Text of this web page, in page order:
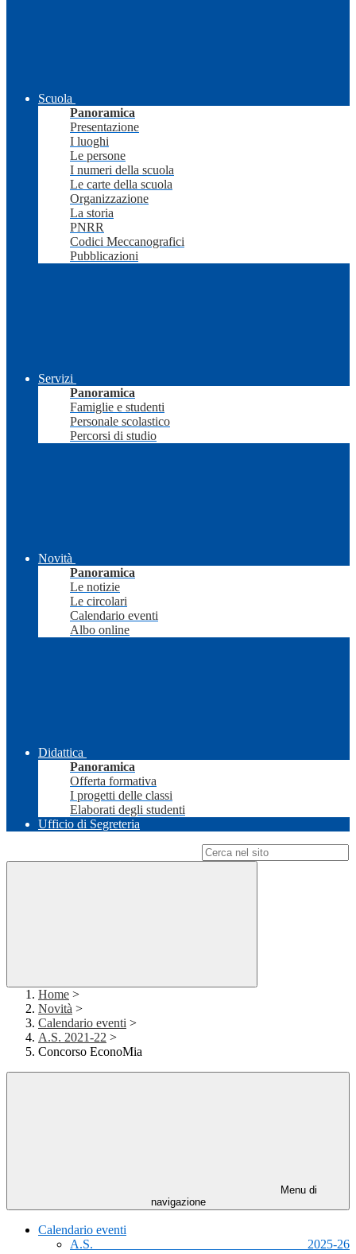
Scuola
Panoramica
Presentazione
I luoghi
Le persone
I numeri della scuola
Le carte della scuola
Organizzazione
La storia
PNRR
Codici Meccanografici
Pubblicazioni
Servizi
Panoramica
Famiglie e studenti
Personale scolastico
Percorsi di studio
Novità
Panoramica
Le notizie
Le circolari
Calendario eventi
Albo online
Didattica
Panoramica
Offerta formativa
I progetti delle classi
Elaborati degli studenti
Ufficio di Segreteria
Home >
Novità >
Calendario eventi >
A.S. 2021-22 >
Concorso EconoMia
Menu di
navigazione
Calendario eventi
A.S. 2025-26